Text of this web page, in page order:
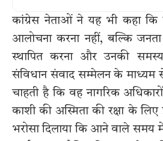
कांग्रेस नेताओं ने यह भी कहा कि
आलोचना करना नहीं, बल्कि
स्थापित करना और उनकी
संविधान संवाद सम्मेलन के माध्यम
चाहती है कि वह नागरिक
काशी की अस्मिता की रक्षा के लिए
भरोसा दिलाया कि आने वाले समय